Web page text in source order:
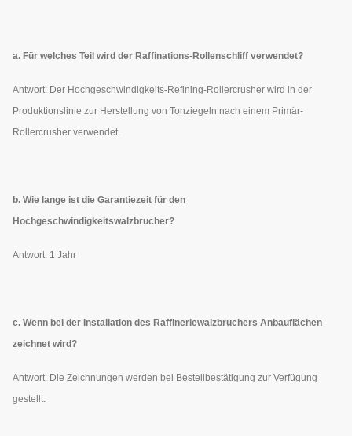
a. Für welches Teil wird der Raffinations-Rollenschliff verwendet?
Antwort: Der Hochgeschwindigkeits-Refining-Rollercrusher wird in der
Produktionslinie zur Herstellung von Tonziegeln nach einem Primär-
Rollercrusher verwendet.
b. Wie lange ist die Garantiezeit für den
Hochgeschwindigkeitswalzbrucher?
Antwort: 1 Jahr
c. Wenn bei der Installation des Raffineriewalzbruchers Anbauflächen
zeichnet wird?
Antwort: Die Zeichnungen werden bei Bestellbestätigung zur Verfügung
gestellt.